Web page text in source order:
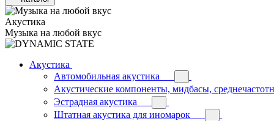
Акустика
Музыка на любой вкус
Акустика
Автомобильная акустика
Акустические компоненты, мидбасы,
Эстрадная акустика
Штатная акустика для иномарок